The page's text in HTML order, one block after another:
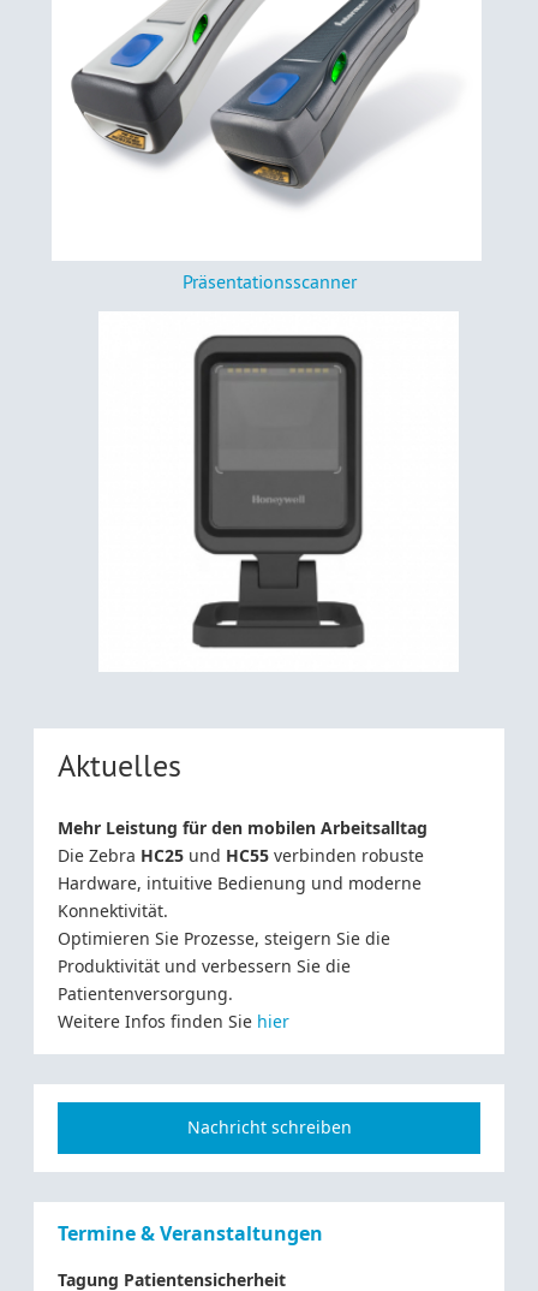
Präsentationsscanner
Aktuelles
Mehr Leistung für den mobilen Arbeitsalltag
Die Zebra HC25 und HC55verbinden robuste
Hardware, intuitive Bedienung und moderne
Konnektivität.
Optimieren Sie Prozesse, steigern Sie die
Produktivität und verbessern Sie die
Patientenversorgung.
Weitere Infos finden Sie hier
Nachricht schreiben
Termine & Veranstaltungen
Tagung Patientensicherheit